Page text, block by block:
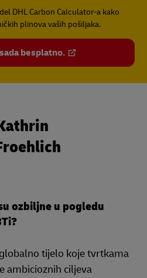
DHL Carbon Calculator-a kako
plinova vaših pošiljaka.
besplatno.
ozbiljne u pogledu
tijelo koje tvrtkama
ambicioznih ciljeva